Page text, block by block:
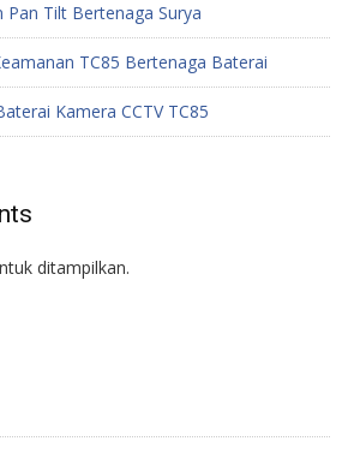
Tilt Bertenaga Surya
TC85 Bertenaga Baterai
Kamera CCTV TC85
ditampilkan.